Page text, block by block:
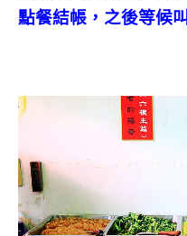
點餐結帳，之後等候